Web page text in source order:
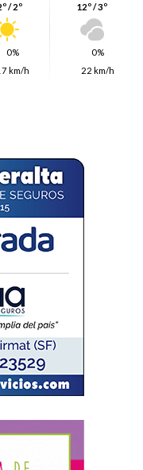
/ 2º
0%
km/h
12º / 3º
0%
22 km/h